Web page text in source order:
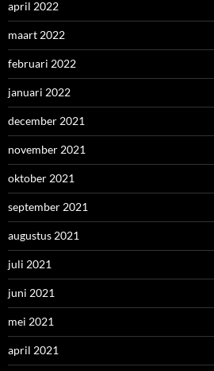
april 2022
maart 2022
februari 2022
januari 2022
december 2021
november 2021
oktober 2021
september 2021
augustus 2021
juli 2021
juni 2021
mei 2021
april 2021